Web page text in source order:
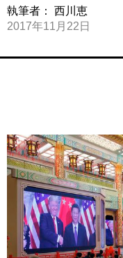
執筆者： 西川恵
2017年11月22日